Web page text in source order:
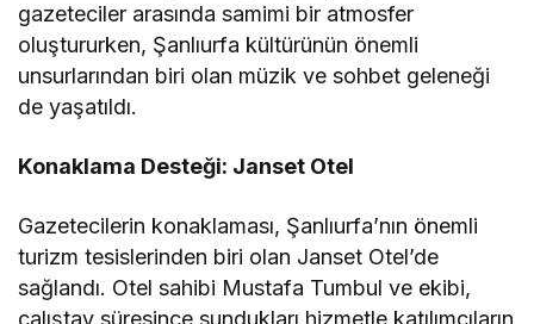
gazeteciler arasında samimi bir atmosfer
oluştururken, Şanlıurfa kültürünün önemli
unsurlarından biri olan müzik ve sohbet geleneği
de yaşatıldı.
Konaklama Desteği: Janset Otel
Gazetecilerin konaklaması, Şanlıurfa’nın önemli
turizm tesislerinden biri olan Janset Otel’de
sağlandı. Otel sahibi Mustafa Tumbul ve ekibi,
çalıştay süresince sundukları hizmetle katılımcıların